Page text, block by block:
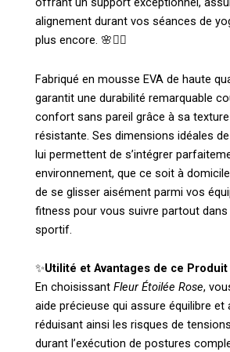
alignement durant vos séances de
plus encore. 🌸🧘‍♀️
Fabriqué en mousse EVA de haute
garantit une durabilité remarquable
confort sans pareil grâce à sa
résistante. Ses dimensions idéales
lui permettent de s’intégrer
environnement, que ce soit à
de se glisser aisément parmi vos
fitness pour vous suivre partout
sportif.
✨Utilité et Avantages de ce Produit
En choisissant Fleur Étoilée Rose,
aide précieuse qui assure équilibre et
réduisant ainsi les risques de
durant l’exécution de postures